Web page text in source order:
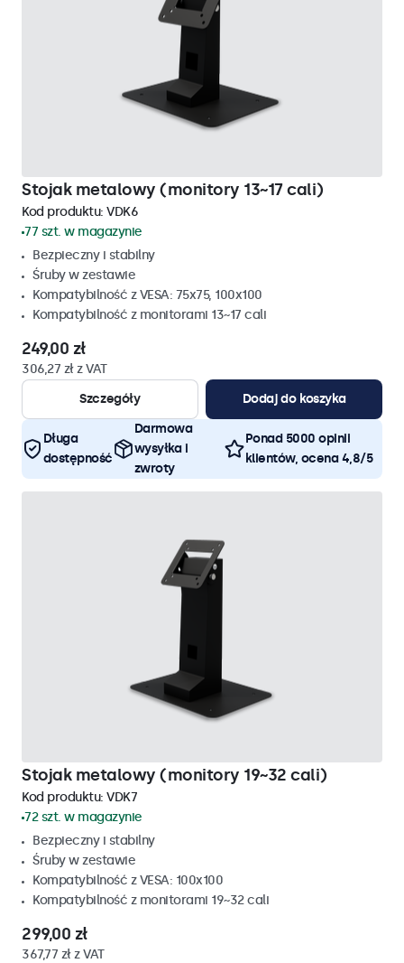
Stojak metalowy (monitory 13~17 cali)
Kod produktu: VDK6
77 szt. w magazynie
Bezpieczny i stabilny
Śruby w zestawie
Kompatybilność z VESA: 75x75, 100x100
Kompatybilność z monitorami 13~17 cali
249,00 zł
306,27 zł z VAT
Szczegóły
Dodaj do koszyka
Długa
dostępność
Darmowa
wysyłka i
zwroty
Ponad 5000 opinii
klientów, ocena 4,8/5
Stojak metalowy (monitory 19~32 cali)
Kod produktu: VDK7
72 szt. w magazynie
Bezpieczny i stabilny
Śruby w zestawie
Kompatybilność z VESA: 100x100
Kompatybilność z monitorami 19~32 cali
299,00 zł
367,77 zł z VAT